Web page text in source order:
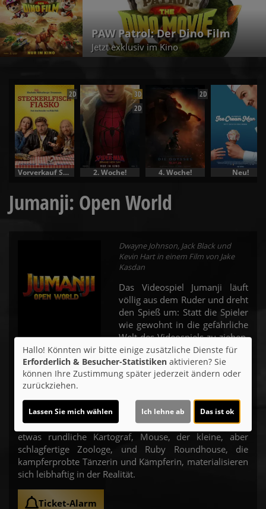
PAW Patrol: Der Dino Film
Jetzt exklusiv im Kino
2D
Vorverkauf Specials
3D
2D
2. Woche!
2D
4. Woche! Neu!
Jumanji: Open World
Dwayne Johnson, Jack Black und
Kevin Hart in einem Film von Jake
Kasdan
Das Videospiel Jumanji läuft
völlig aus dem Ruder und dreht
den Spieß um: Statt die Spieler
wie gewohnt in die gefährliche
Welt des Videospiels zu ziehen,
nutzt es das Portal nun in die
entgegengesetzte Richtung.
Spencer, Martha, Fridge und
als ihnen in der echten Welt plötzlich ihre Avatare über
den Weg laufen. Dr. Bravestone, der muskulöse
Archäologe und Abenteurer, Professor Oberon, der
etwas rundliche Kartograf, Mouse, der kleine, aber
schlagfertige Zoologe, und Ruby Roundhouse, die
kampferprobte Tänzerin und Kämpferin, materialisieren
sich leibhaftig in der Realität.
Ticket-Alarm
Hallo! Könnten wir bitte einige zusätzliche Dienste für
Erforderlich & Besucher-Statistiken aktivieren? Sie
können Ihre Zustimmung später jederzeit ändern oder
zurückziehen.
Lassen Sie mich wählen Ich lehne ab Das ist ok